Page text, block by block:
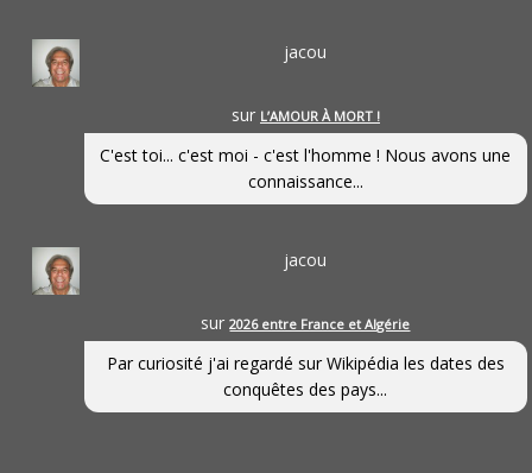
jacou
sur L’AMOUR À MORT !
C'est toi... c'est moi - c'est l'homme ! Nous avons une
connaissance...
jacou
sur2026 entre France et Algérie
Par curiosité j'ai regardé sur Wikipédia les dates des
conquêtes des pays...